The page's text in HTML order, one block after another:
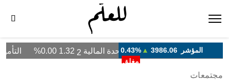
مجتمعات